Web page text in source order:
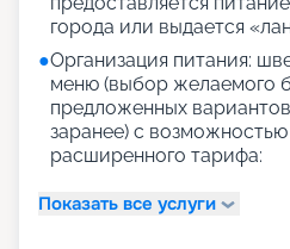
города или выдается
●Организация питания:
меню (выбор желаемого
предложенных
заранее) с
расширенного тарифа:
Показать все услуги